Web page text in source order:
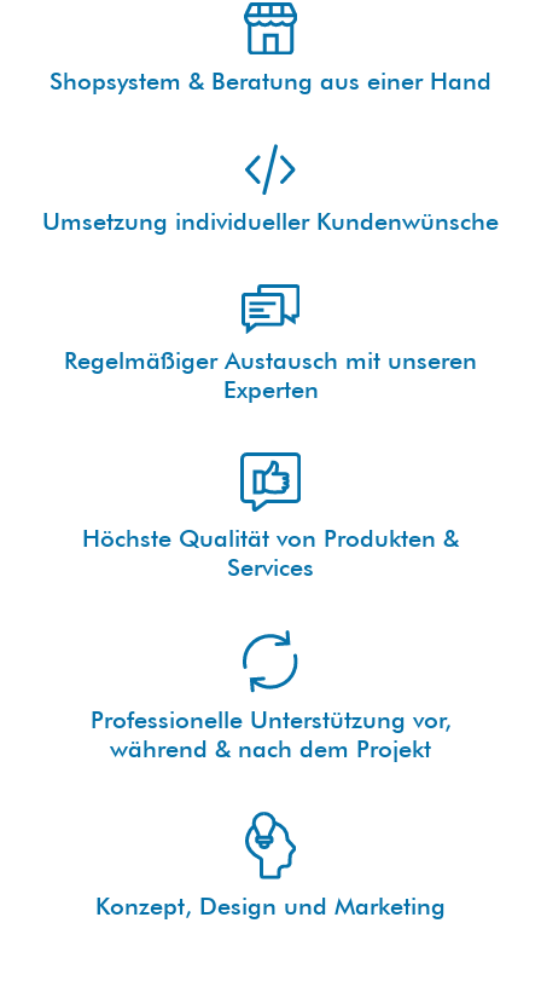
Shopsystem & Beratung aus einer Hand
Umsetzung individueller Kundenwünsche
Regelmäßiger Austausch mit unseren
Experten
Höchste Qualität von Produkten &
Services
Professionelle Unterstützung vor,
während & nach dem Projekt
Konzept, Design und Marketing